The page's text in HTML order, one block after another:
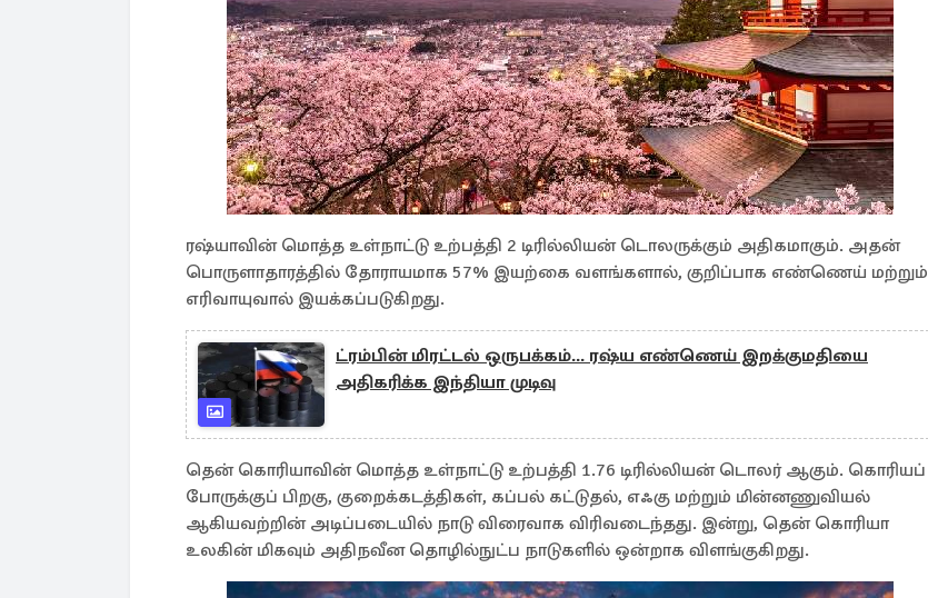
ரஷ்யாவின் மொத்த உள்நாட்டு உற்பத்தி 2 டிரில்லியன் டொலருக்கும் அதிகமாகும். அதன்
பொருளாதாரத்தில் தோராயமாக 57% இயற்கை வளங்களால், குறிப்பாக எண்ணெய் மற்றும்
எரிவாயுவால் இயக்கப்படுகிறது.
ட்ரம்பின் மிரட்டல் ஒருபக்கம்... ரஷ்ய எண்ணெய் இறக்குமதியை
அதிகரிக்க இந்தியா முடிவு
தென் கொரியாவின் மொத்த உள்நாட்டு உற்பத்தி 1.76 டிரில்லியன் டொலர் ஆகும். கொரியப்
போருக்குப் பிறகு, குறைக்கடத்திகள், கப்பல் கட்டுதல், எஃகு மற்றும் மின்னணுவியல்
ஆகியவற்றின் அடிப்படையில் நாடு விரைவாக விரிவடைந்தது. இன்று, தென் கொரியா
உலகின் மிகவும் அதிநவீன தொழில்நுட்ப நாடுகளில் ஒன்றாக விளங்குகிறது.